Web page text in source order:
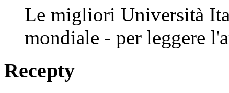
Le migliori Università
mondiale - per leggere
Recepty